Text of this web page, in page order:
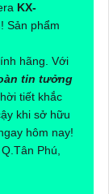
KX-
Sản phẩm
hãng. Với
tin tưởng
tiết khắc
khi sở hữu
hôm nay!
Phú,